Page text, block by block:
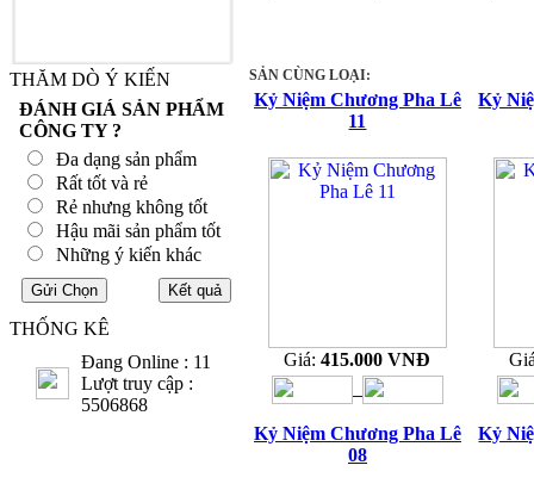
THĂM DÒ Ý KIẾN
ĐÁNH GIÁ SẢN PHẨM
CÔNG TY ?
Đa dạng sản phẩm
Rất tốt và rẻ
Rẻ nhưng không tốt
Hậu mãi sản phẩm tốt
Những ý kiến khác
THỐNG KÊ
Đang Online : 11
Lượt truy cập :
5506868
SẢN CÙNG LOẠI:
Kỷ Niệm Chương Pha Lê
11
Giá:415.000 VNĐ
Kỷ
Kỷ Niệm Chương Pha Lê
08
Kỷ